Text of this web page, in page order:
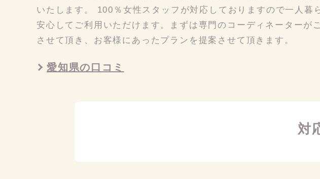
いたします。 100％女性スタッフが対応しておりますので一人暮
安心してご利用いただけます。まずは専門のコーディネーターが
させて頂き、お客様にあったプランを提案させて頂きます。
愛知県の口コミ
対